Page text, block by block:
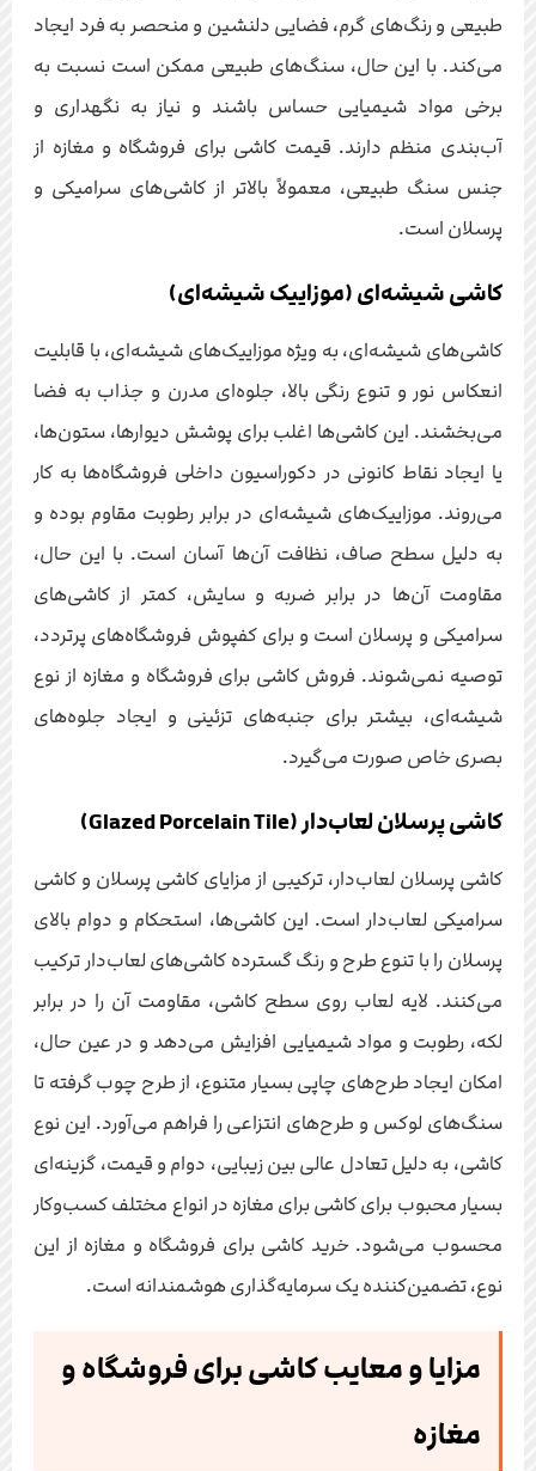
طبیعی و رنگ‌های گرم، فضایی دلنشین و منحصر به فرد ایجاد
می‌کند. با این حال، سنگ‌های طبیعی ممکن است نسبت به
برخی مواد شیمیایی حساس باشند و نیاز به نگهداری و
آب‌بندی منظم دارند. قیمت کاشی برای فروشگاه و مغازه از
جنس سنگ طبیعی، معمولاً بالاتر از کاشی‌های سرامیکی و
پرسلان است.
کاشی شیشه‌ای (موزاییک شیشه‌ای)
کاشی‌های شیشه‌ای، به ویژه موزاییک‌های شیشه‌ای، با قابلیت
انعکاس نور و تنوع رنگی بالا، جلوه‌ای مدرن و جذاب به فضا
می‌بخشند. این کاشی‌ها اغلب برای پوشش دیوارها، ستون‌ها،
یا ایجاد نقاط کانونی در دکوراسیون داخلی فروشگاه‌ها به کار
می‌روند. موزاییک‌های شیشه‌ای در برابر رطوبت مقاوم بوده و
به دلیل سطح صاف، نظافت آن‌ها آسان است. با این حال،
مقاومت آن‌ها در برابر ضربه و سایش، کمتر از کاشی‌های
سرامیکی و پرسلان است و برای کفپوش فروشگاه‌های پرتردد،
توصیه نمی‌شوند. فروش کاشی برای فروشگاه و مغازه از نوع
شیشه‌ای، بیشتر برای جنبه‌های تزئینی و ایجاد جلوه‌های
بصری خاص صورت می‌گیرد.
کاشی پرسلان لعاب‌دار (Glazed Porcelain Tile)
کاشی پرسلان لعاب‌دار، ترکیبی از مزایای کاشی پرسلان و کاشی
سرامیکی لعاب‌دار است. این کاشی‌ها، استحکام و دوام بالای
پرسلان را با تنوع طرح و رنگ گسترده کاشی‌های لعاب‌دار ترکیب
می‌کنند. لایه لعاب روی سطح کاشی، مقاومت آن را در برابر
لکه، رطوبت و مواد شیمیایی افزایش می‌دهد و در عین حال،
امکان ایجاد طرح‌های چاپی بسیار متنوع، از طرح چوب گرفته تا
سنگ‌های لوکس و طرح‌های انتزاعی را فراهم می‌آورد. این نوع
کاشی، به دلیل تعادل عالی بین زیبایی، دوام و قیمت، گزینه‌ای
بسیار محبوب برای کاشی برای مغازه در انواع مختلف کسب‌وکار
محسوب می‌شود. خرید کاشی برای فروشگاه و مغازه از این
نوع، تضمین‌کننده یک سرمایه‌گذاری هوشمندانه است.
مزایا و معایب کاشی برای فروشگاه و
مغازه